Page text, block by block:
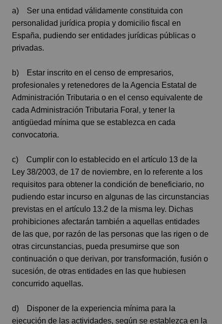
a) Ser una entidad válidamente constituida con
personalidad jurídica propia y domicilio fiscal en
España, pudiendo ser entidades jurídicas públicas o
privadas.
b) Estar inscrito en el censo de empresarios,
profesionales y retenedores de la Agencia Estatal de
Administración Tributaria o en el censo equivalente de
cada Administración Tributaria Foral, y tener la
antigüedad mínima que se establezca en cada
convocatoria.
c) Cumplir con lo establecido en el artículo 13 de la
Ley 38/2003, de 17 de noviembre, en lo referente a los
requisitos para obtener la condición de beneficiario, no
pudiendo estar incurso en algunas de las circunstancias
previstas en el artículo 13.2 de la misma ley. Dichas
prohibiciones afectarán también a aquellas entidades
de las que, por razón de las personas que las rigen o de
otras circunstancias, pueda presumirse que son
continuación o que derivan, por transformación, fusión o
sucesión, de otras entidades en las que hubiesen
concurrido aquellas.
d) Disponer de la experiencia mínima para la
ejecución de las actividades, según se establezca en la